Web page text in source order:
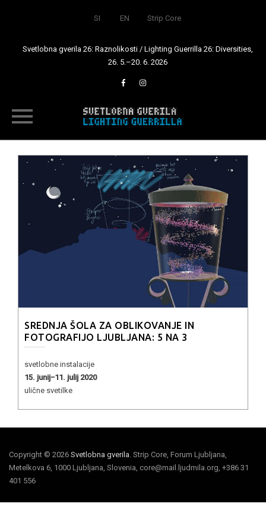
SI EN Strip Core
Svetlobna gverila 26: Raznolikosti / Lighting Guerrilla 26: Diversities,
26. 5.–20. 6. 2026
SREDNJA ŠOLA ZA OBLIKOVANJE IN
FOTOGRAFIJO LJUBLJANA: 5 NA 3
svetlobne instalacije
15. junij−11. julij 2020
ulične svetilke
Copyright © 2026 Svetlobna gverila. Strip Core, Forum Ljubljana,
Metelkova 6, 1000 Ljubljana, Slovenia, core@mail.ljudmila.org, +386 31
401 556